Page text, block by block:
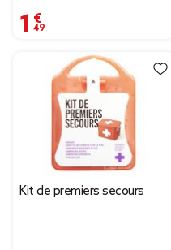
1,49 €
Kit de premiers secours